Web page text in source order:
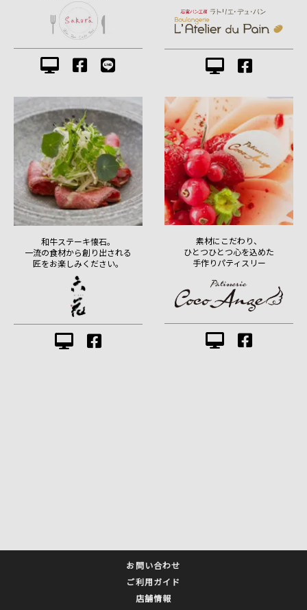
和牛ステーキ懐石。
一流の食材から創り出される
匠をお楽しみください。
素材にこだわり、
ひとつひとつ心を込めた
手作りパティスリー
お問い合わせ
ご利用ガイド
店舗情報